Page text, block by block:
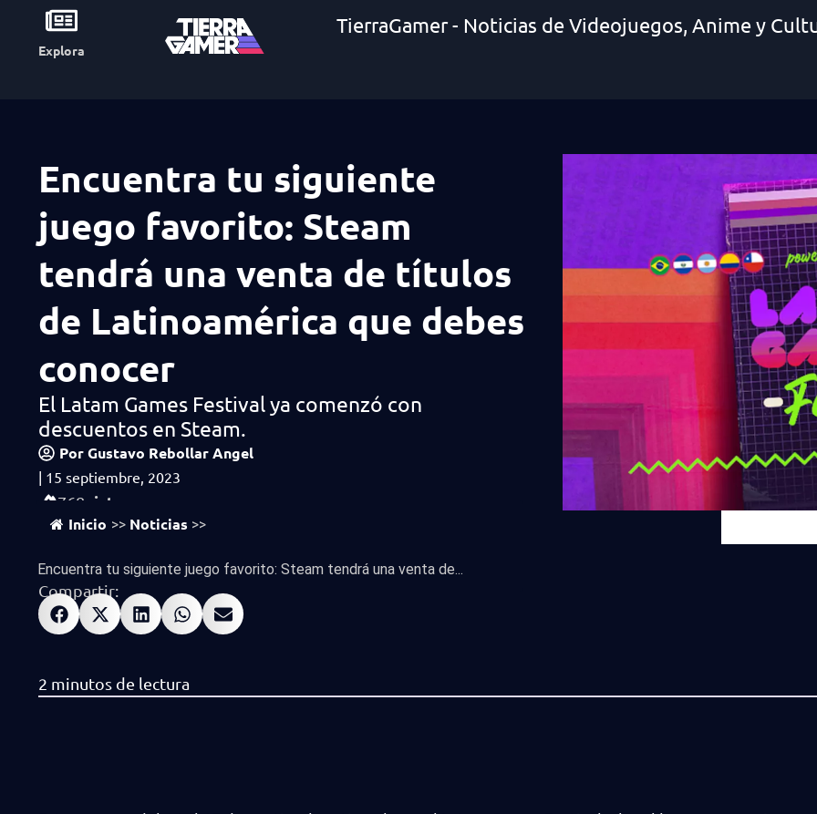
Explora
TierraGamer - Noticias de Videojuegos, Anime y
Encuentra tu siguiente
juego favorito: Steam
tendrá una venta de títulos
de Latinoamérica que debes
conocer
El Latam Games Festival ya comenzó con
descuentos en Steam.
PorGustavo Rebollar Angel
| 15 septiembre, 2023
768 vistas
Inicio >> Noticias >>
Encuentra tu siguiente juego favorito: Steam tendrá una venta de...
Compartir: